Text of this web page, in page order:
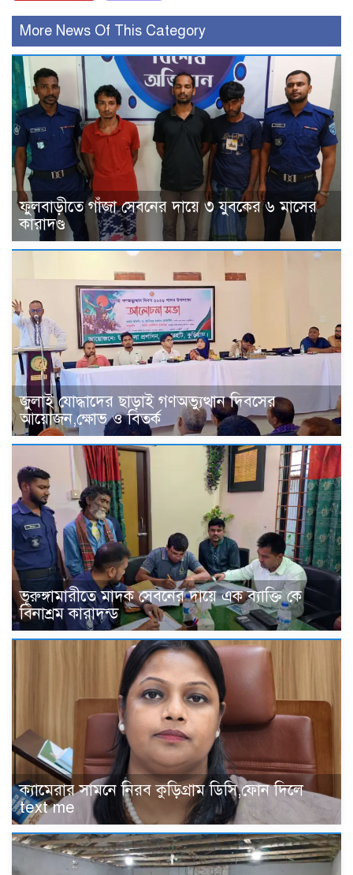
More News Of This Category
ফুলবাড়ীতে গাঁজা সেবনের দায়ে ৩ যুবকের ৬ মাসের
কারাদণ্ড
জুলাই যোদ্ধাদের ছাড়াই গণঅভ্যুত্থান দিবসের
আয়োজন,ক্ষোভ ও বিতর্ক
ভূরুঙ্গামারীতে মাদক সেবনের দায়ে এক ব্যাক্তি কে
বিনাশ্রম কারাদন্ড
‎ক্যামেরার সামনে নিরব কুড়িগ্রাম ডিসি,ফোন দিলে
text me